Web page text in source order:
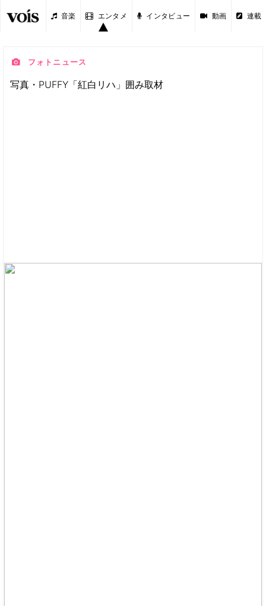
音楽 エンタメ インタビュー 動画 連載
フォトニュース
写真・PUFFY「紅白リハ」囲み取材